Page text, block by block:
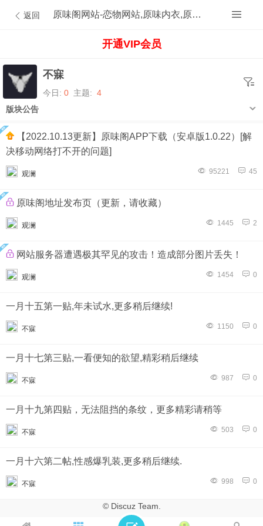
返回 原味阁网站-恋物网站,原味内衣,原味内裤,原味丝袜,原味内内,原味MM,原味原创的原味论坛
开通VIP会员
不寐
今日: 0 主题: 4
版块公告
决移动网络打不开的问题]
观澜 95221 45
原味阁地址发布页（更新，请收藏）
观澜 1445 2
网站服务器遭遇极其罕见的攻击！造成部分图片丢失！
观澜 1454 0
一月十五第一贴,年未试水,更多稍后继续!
不寐 1150 0
一月十七第三贴,一看便知的欲望,精彩稍后继续
不寐 987 0
一月十九第四贴，无法阻挡的条纹，更多精彩请稍等
不寐 503 0
一月十六第二帖,性感爆乳装,更多稍后继续.
不寐 998 0
© Discuz Team.